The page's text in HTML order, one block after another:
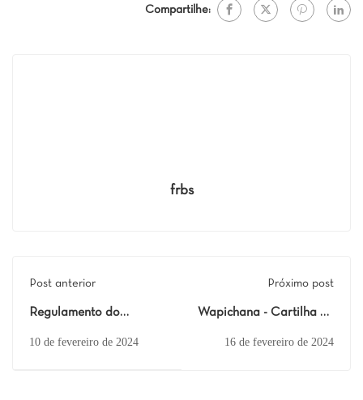
Compartilhe:
frbs
Post anterior
Regulamento do
10 de fevereiro de 2024
Próximo post
Wapichana - Cartilha de
16 de fevereiro de 2024